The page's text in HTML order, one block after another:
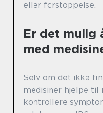
eller forstoppelse.
Er det mulig
med
Selv om det ikke
medisiner hjelpe til
kontrollere